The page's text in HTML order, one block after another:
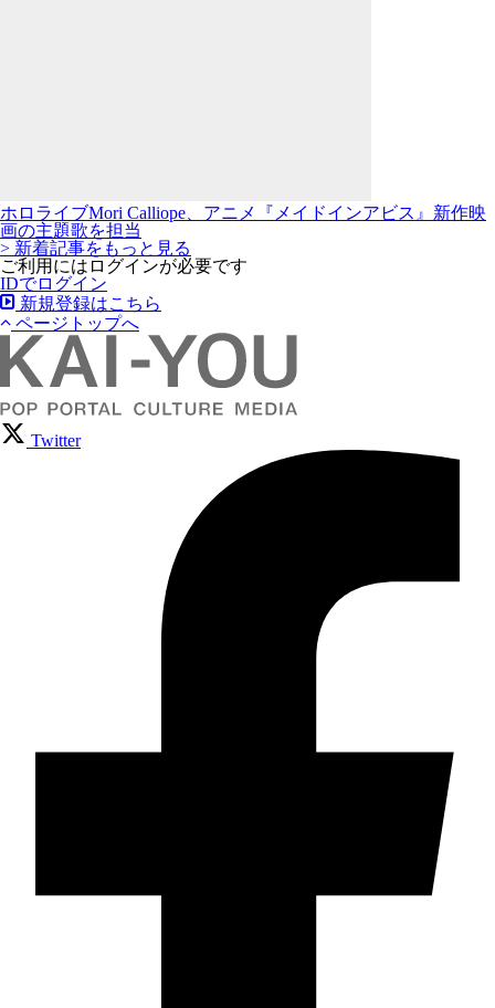
ホロライブMori Calliope、アニメ『メイドインアビス』新作映
画の主題歌を担当
> 新着記事をもっと見る
ご利用にはログインが必要です
IDでログイン
新規登録はこちら
ページトップへ
Twitter